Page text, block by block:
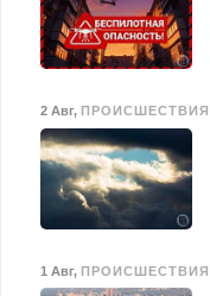
2 Авг, ПРОИСШЕСТВИЯ
1 Авг, ПРОИСШЕСТВИЯ